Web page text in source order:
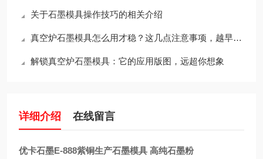
关于石墨模具操作技巧的相关介绍
真空炉石墨模具怎么用才稳？这几点注意事项，越早知道越省心
解锁真空炉石墨模具：它的应用版图，远超你想象
详细介绍 在线留言
优卡石墨E-888紫铜生产石墨模具 高纯石墨粉